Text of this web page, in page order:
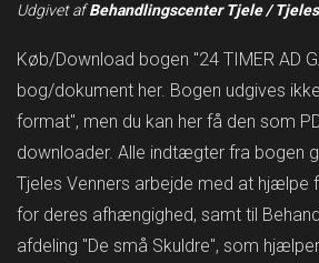
Udgivet afBehandlingscenter Tjele /
Køb/Download bogen "24 TIMER AD
bog/dokument her. Bogen udgives
format", men du kan her få den som
downloader. Alle indtægter fra bogen
Tjeles Venners arbejde med at hjælpe
for deres afhængighed, samt til
afdeling "De små Skuldre", som